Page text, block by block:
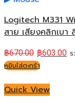
Logitech M331
สาย เสียงคลิกเบา
฿670.00 ฿603.00
หยิบใส่ตะกร้า
Quick View